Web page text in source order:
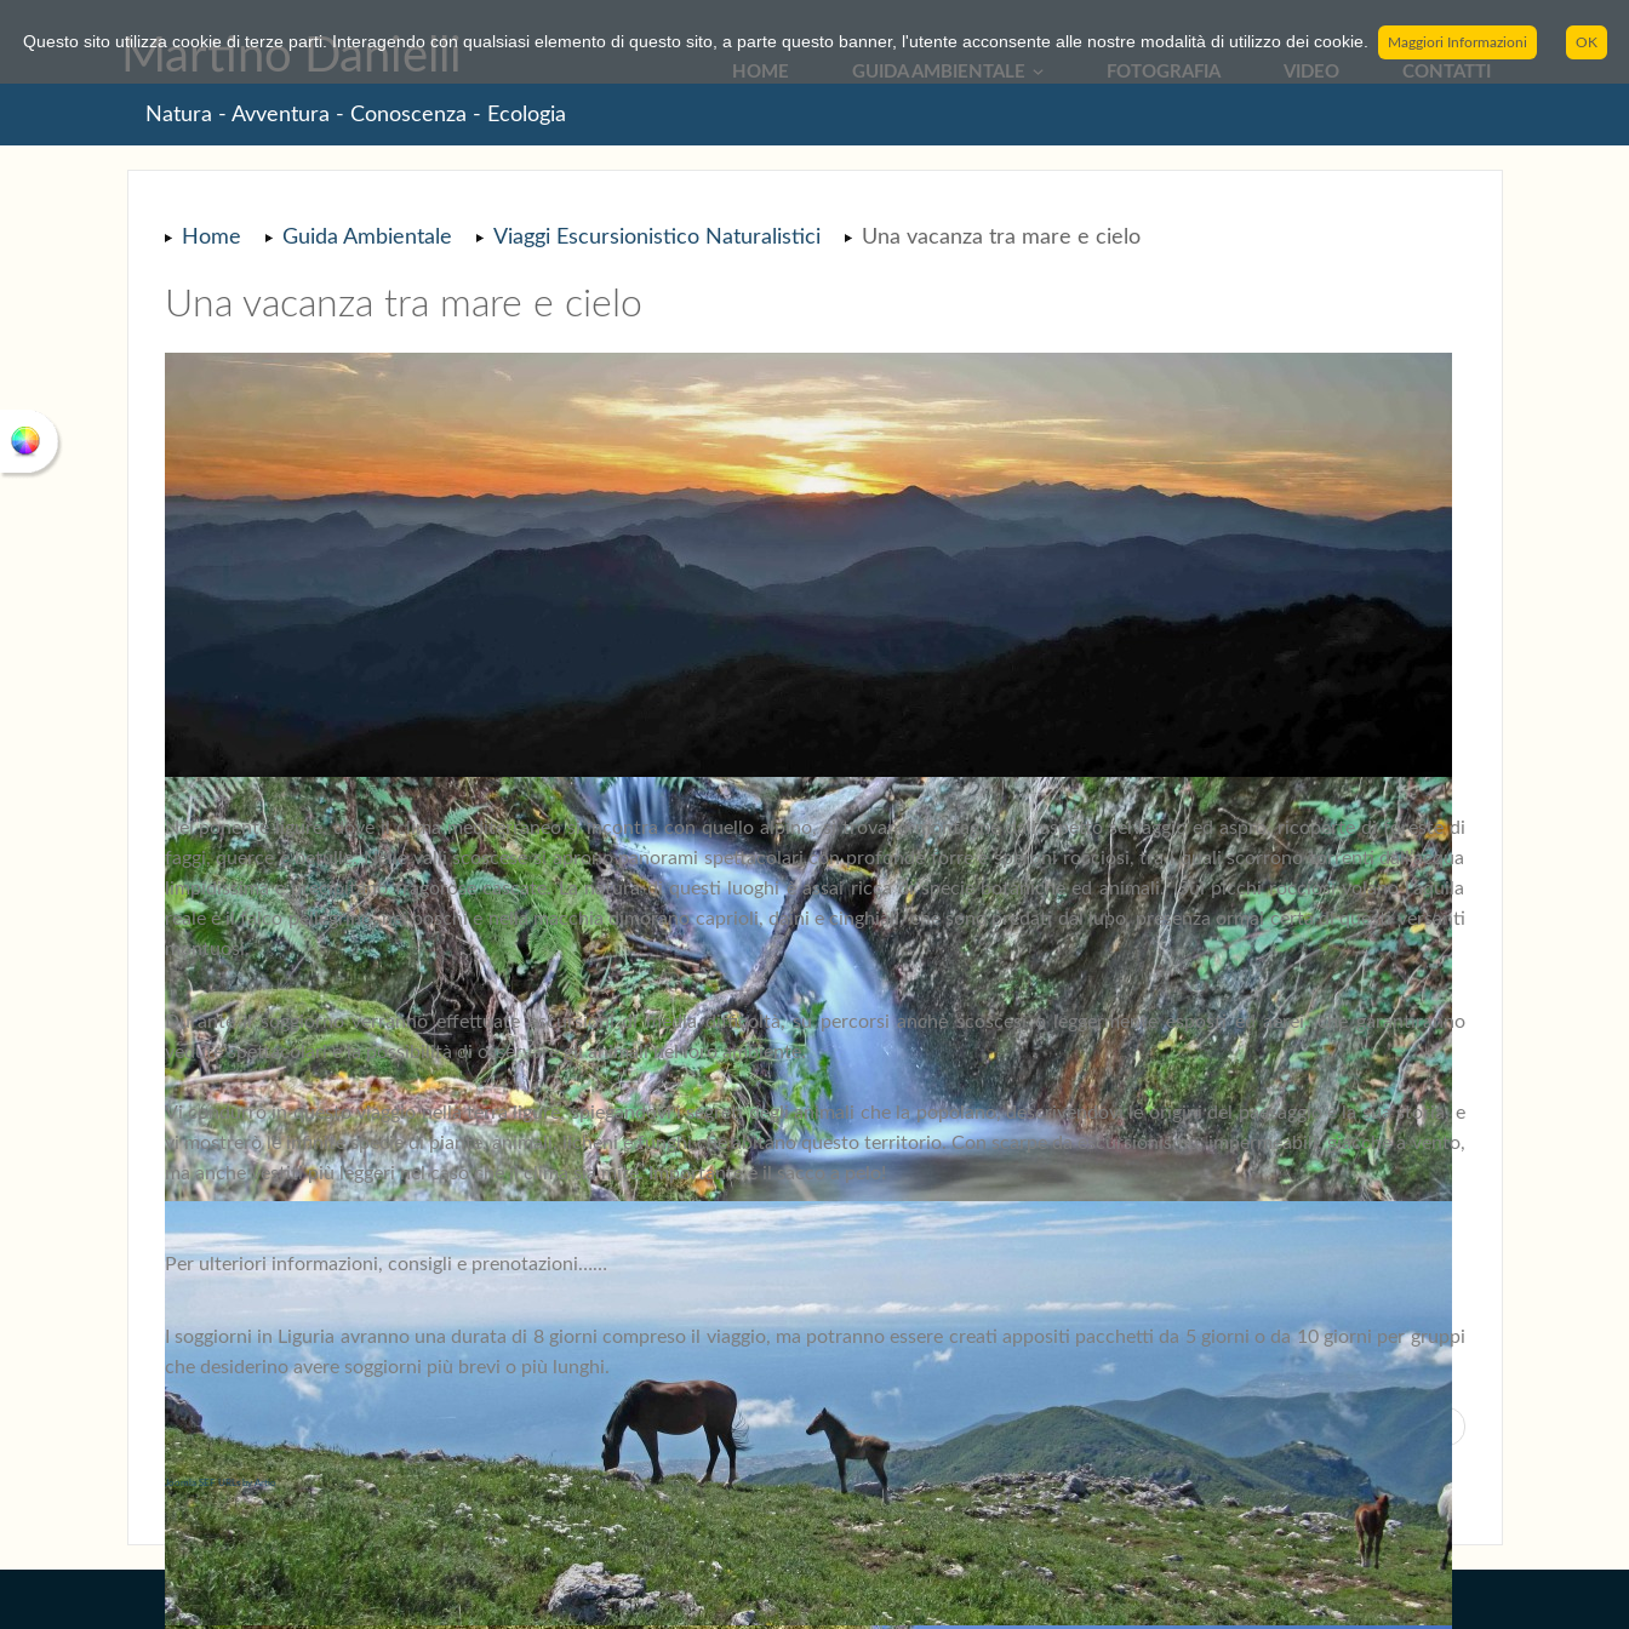
COOKIEMartino Danielli
Natura - Avventura - Conoscenza - Ecologia
HOME GUIDA AMBIENTALE FOTOGRAFIA VIDEO CONTATTI
Home Guida Ambientale Viaggi Escursionistico Naturalistici Una vacanza tra mare e cielo
Una vacanza tra mare e cielo
Nel ponente ligure, dove il clima mediterraneo si incontra con quello alpino, si trovano montagne dall’aspetto selvaggio ed aspro, ricoperte di foreste di
faggi, querce e betulle. Nelle valli scoscese si aprono panorami spettacolari con profonde forre e speroni rocciosi, tra i quali scorrono torrenti dall’acqua
limpidissima e precipitano fragorose cascate. La natura di questi luoghi è assai ricca di specie botaniche ed animali. Sui picchi rocciosi volano l’aquila
reale e il falco pellegrino, nei boschi e nella macchia dimorano caprioli, daini e cinghiali, che sono predati dal lupo, presenza ormai certa di questi versanti
montuosi.
Durante il soggiorno verranno effettuate escursioni di media difficoltà, su percorsi anche scoscesi o leggermente esposti ed aerei, che garantiranno
vedute spettacolari e la possibilità di osservare gli animali nel loro ambiente.
Vi condurrò in questo viaggio nella terra ligure, spiegandovi i segreti degli animali che la popolano, descrivendovi le origini del paesaggio e la sua storia, e
vi mostrerò le infinite specie di piante, animali, licheni e funghi che abitano questo territorio. Con scarpe da escursionismo, impermeabili, giacche a vento,
ma anche vestiti più leggeri nel caso che il clima sia mite. Importante è il sacco a pelo!
Per ulteriori informazioni, consigli e prenotazioni……
I soggiorni in Liguria avranno una durata di 8 giorni compreso il viaggio, ma potranno essere creati appositi pacchetti da 5 giorni o da 10 giorni per gruppi
che desiderino avere soggiorni più brevi o più lunghi.
< Prec
Joomla SEF URLs by Artio
Questo sito utilizza cookie di terze parti. Interagendo con qualsiasi elemento di questo sito, a parte questo banner, l'utente acconsente alle nostre modalità di utilizzo dei cookie. Maggiori Informazioni OK